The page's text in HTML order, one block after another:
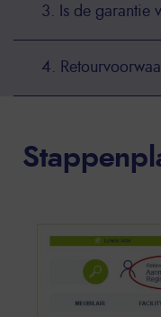
3. Is de garantie
4.